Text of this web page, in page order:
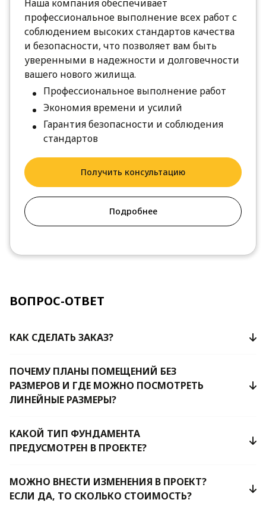
Наша компания обеспечивает
профессиональное выполнение всех работ с
соблюдением высоких стандартов качества
и безопасности, что позволяет вам быть
уверенными в надежности и долговечности
вашего нового жилища.
Профессиональное выполнение работ
Экономия времени и усилий
Гарантия безопасности и соблюдения
стандартов
Получить консультацию
Подробнее
ВОПРОС-ОТВЕТ
КАК СДЕЛАТЬ ЗАКАЗ?
ПОЧЕМУ ПЛАНЫ ПОМЕЩЕНИЙ БЕЗ
РАЗМЕРОВ И ГДЕ МОЖНО ПОСМОТРЕТЬ
ЛИНЕЙНЫЕ РАЗМЕРЫ?
КАКОЙ ТИП ФУНДАМЕНТА
ПРЕДУСМОТРЕН В ПРОЕКТЕ?
МОЖНО ВНЕСТИ ИЗМЕНЕНИЯ В ПРОЕКТ?
ЕСЛИ ДА, ТО СКОЛЬКО СТОИМОСТЬ?